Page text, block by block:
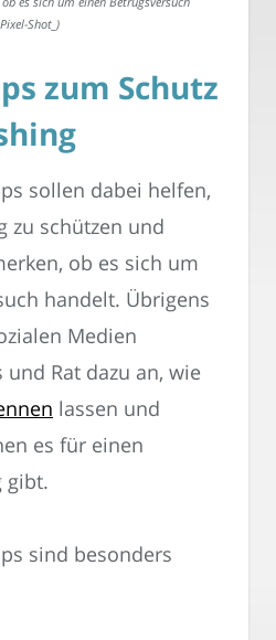
Shot_)
zum Schutz
sollen dabei helfen,
zu schützen und
ob es sich um
handelt. Übrigens
Medien
Rat dazu an, wie
lassen und
es für einen
gibt.
sind besonders